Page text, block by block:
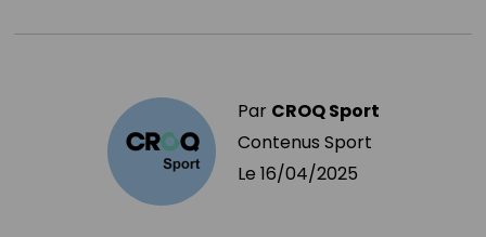
Par CROQ Sport
Contenus Sport
Le 16/04/2025